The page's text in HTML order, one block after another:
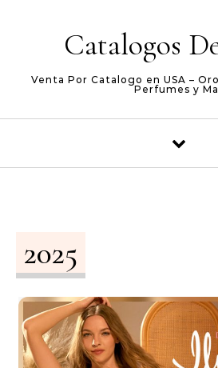
Catalogos
Venta Por Catalogo en USA –
Perfumes y
2025